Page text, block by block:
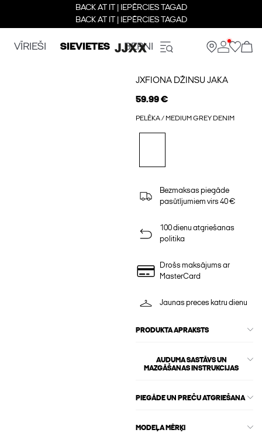
BACK AT IT | IEPĒRCIES TAGAD
BACK AT IT | IEPĒRCIES TAGAD
VĪRIEŠI SIEVIETES BERNI
JXFIONA DŽINSU JAKA
59.99 €
PELĒKA / MEDIUM GREY DENIM
Bezmaksas piegāde
pasūtījumiem virs 40 €
100 dienu atgriešanas
politika
Drošs maksājums ar
MasterCard
Jaunas preces katru dienu
PRODUKTA APRAKSTS
AUDUMA SASTĀVS UN
MAZGĀŠANAS INSTRUKCIJAS
PIEGĀDE UN PREČU ATGRIEŠANA
MODEĻA MĒRĶI